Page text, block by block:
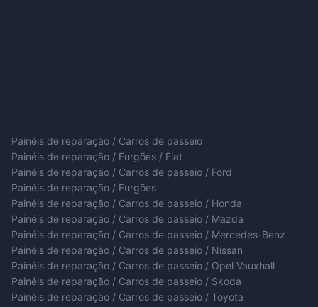
Painéis de reparação / Carros de passeio
Painéis de reparação / Furgões / Fiat
Painéis de reparação / Carros de passeio / Ford
Painéis de reparação / Furgões
Painéis de reparação / Carros de passeio / Honda
Painéis de reparação / Carros de passeio / Mazda
Painéis de reparação / Carros de passeio / Mercedes-Benz
Painéis de reparação / Carros de passeio / Nissan
Painéis de reparação / Carros de passeio / Opel Vauxhall
Painéis de reparação / Carros de passeio / Skoda
Painéis de reparação / Carros de passeio / Toyota